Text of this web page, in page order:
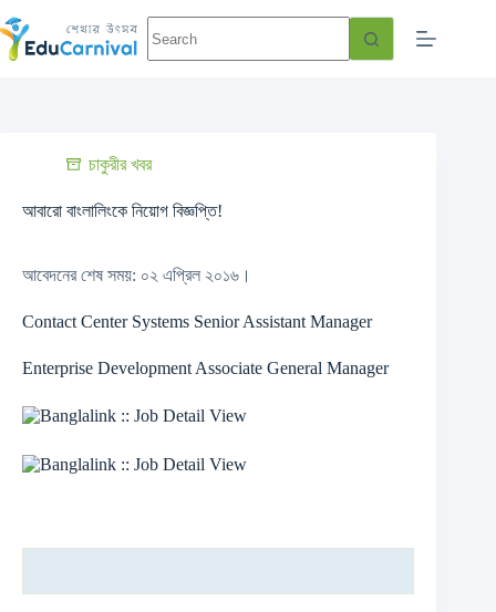
চাকুরীর খবর
আবারো বাংলালিংকে নিয়োগ বিজ্ঞপ্তি!
আবেদনের শেষ সময়: ০২ এপ্রিল ২০১৬।
Contact Center Systems Senior Assistant Manager
Enterprise Development Associate General Manager